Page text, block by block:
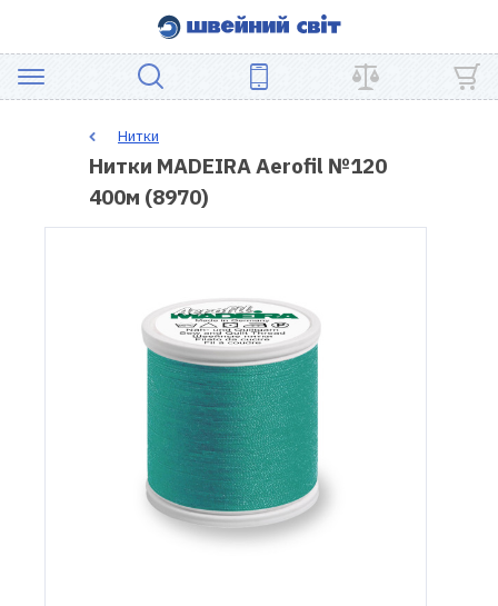
ШВЕЙНЕ
ОБЛАДНАННЯ
Нитки
Нитки MADEIRA Aerofil №120
400м (8970)